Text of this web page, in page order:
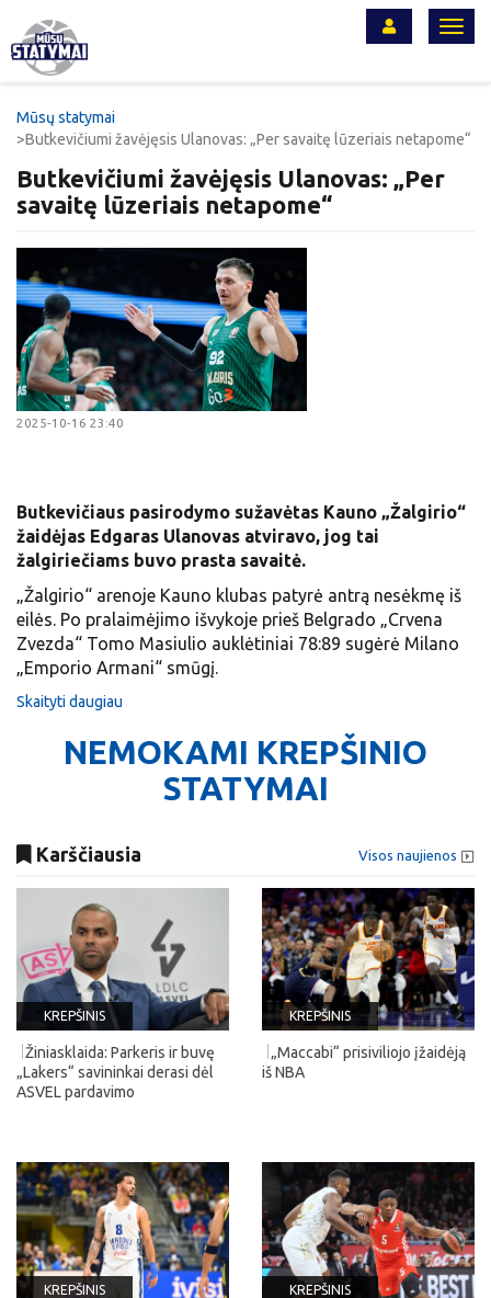
Mūsų statymai
Butkevičiumi žavėjęsis Ulanovas: „Per savaitę lūzeriais netapome“
Butkevičiumi žavėjęsis Ulanovas: „Per
savaitę lūzeriais netapome“
2025-10-16 23:40
Butkevičiaus pasirodymo sužavėtas Kauno „Žalgirio“
žaidėjas Edgaras Ulanovas atviravo, jog tai
žalgiriečiams buvo prasta savaitė.
„Žalgirio“ arenoje Kauno klubas patyrė antrą nesėkmę iš
eilės. Po pralaimėjimo išvykoje prieš Belgrado „Crvena
Zvezda“ Tomo Masiulio auklėtiniai 78:89 sugėrė Milano
„Emporio Armani“ smūgį.
Skaityti daugiau
NEMOKAMI KREPŠINIO
STATYMAI
Karščiausia Visos naujienos
KREPŠINIS
Žiniasklaida: Parkeris ir buvę
„Lakers“ savininkai derasi dėl
ASVEL pardavimo
KREPŠINIS
„Maccabi“ prisiviliojo įžaidėją
iš NBA
KREPŠINIS KREPŠINIS